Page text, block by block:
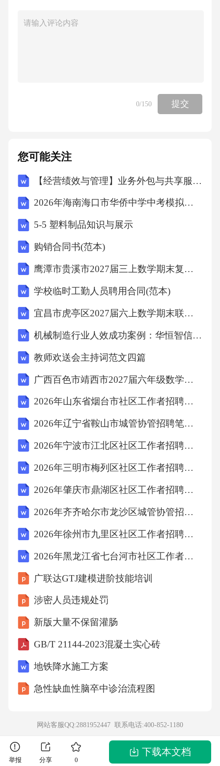
科技成就是研发了新一代量子计算机，该技术
术的临床应用尚处于早期阶段。D项错误，高温
超导材料的研究属于物理学领域，与人工智能
天通知公司。这一约定是否合法？()A、合法，
符合《劳动法》规定B、合法，但需经员工同意
C、不合法，违反《劳动合同法》D、不合法，
和国劳动合同法》规定，劳动者提前30天以书
面形式通知用人单位，可以解除劳动合同。用
人单位应当根据劳动者在本单位的工作年限，
支付经济补偿。因此，合同中约定员工离职需
合同法》的相关规定。A项错误，该约定不符合
法律规定。B项错误，法律规定无需经员工同
意。D项错误，该约定本身就是违法的，不能通
过协商解决。故选C。10．甲将乙打伤后逃跑，
乙在追赶过程中将甲撞伤。根据《中华人民共
和国民法典》规定，乙的受伤()。A、属于正当
防卫B、属于紧急避险C、不属于侵权行为D、
属于意外事件答案：B解析：《中华人民共和国
起险情发生的人承担民事责任。乙在追赶甲的
过程中将甲撞伤，属于紧急避险，乙的行为是
为了保护自身安全而采取的合理措施。A项错
误，正当防卫是指为了使国家、公共利益、本
人或者他人的人身、财产和其他权利免受正在
进行的不法侵害，而采取的制止不法侵害的行
为。C项错误，乙的行为虽然合法，但并非完全
无责任。D项错误，意外事件是指不能预见、不
见性。故选B。11．某社区为预防传染病的发
生，组织居民进行疫苗接种。根据疾病预防的
基本原则，以下说法正确的是()。A、疫苗接种
只能预防特定的传染病B、接种后不需要采取任
不同疫苗针对的传染病不同。A项正确，每种疫
0/150 提交
您可能关注
【经营绩效与管理】业务外包与共享服务专项审计计划
2026年海南海口市华侨中学中考模拟地理试卷（文字版含答案）
5-5 塑料制品知识与展示
购销合同书(范本)
鹰潭市贵溪市2027届三上数学期末复习检测模拟试题含解析
学校临时工勤人员聘用合同(范本)
宜昌市虎亭区2027届六上数学期末联考模拟试题含解析
机械制造行业人效成功案例：华恒智信破解人员流失成本高
教师欢送会主持词范文四篇
广西百色市靖西市2027届六年级数学第一学期期末质量跟踪监视试题含解析
2026年山东省烟台市社区工作者招聘考试参考试题及答案解析
2026年辽宁省鞍山市城管协管招聘笔试参考题库及答案解析
2026年宁波市江北区社区工作者招聘考试参考试题及答案解析
2026年三明市梅列区社区工作者招聘考试备考题库及答案解析
2026年肇庆市鼎湖区社区工作者招聘笔试参考题库及答案解析
2026年齐齐哈尔市龙沙区城管协管招聘笔试参考试题及答案解析
2026年徐州市九里区社区工作者招聘考试参考题库及答案解析
2026年黑龙江省七台河市社区工作者招聘笔试参考试题及答案解析
广联达GTJ建模进阶技能培训
涉密人员违规处罚
新版大量不保留灌肠
GB/T 21144-2023混凝土实心砖
地铁降水施工方案
急性缺血性脑卒中诊治流程图
网站客服QQ:2881952447 联系电话:400-852-1180
举报 分享 0
下载本文档